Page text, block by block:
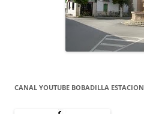
CANAL YOUTUBE BOBADILLA ESTACION